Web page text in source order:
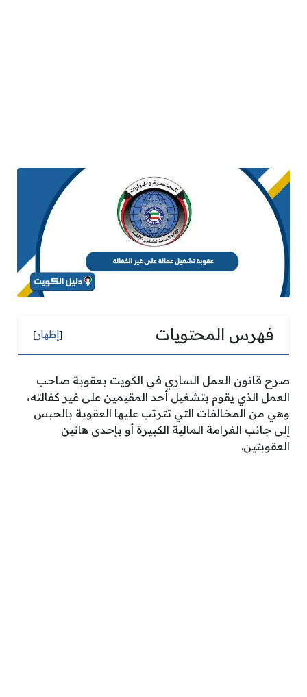
فهرس المحتويات [إظهار]
صرح قانون العمل الساري في الكويت بعقوبة صاحب
العمل الذي يقوم بتشغيل أحد المقيمين على غير كفالته،
وهي من المخالفات التي تترتب عليها العقوبة بالحبس
إلى جانب الغرامة المالية الكبيرة أو بإحدى هاتين
العقوبتين.